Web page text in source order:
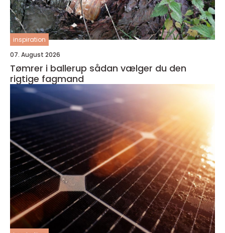
inspiration
07. August 2026
Tømrer i ballerup sådan vælger du den
rigtige fagmand